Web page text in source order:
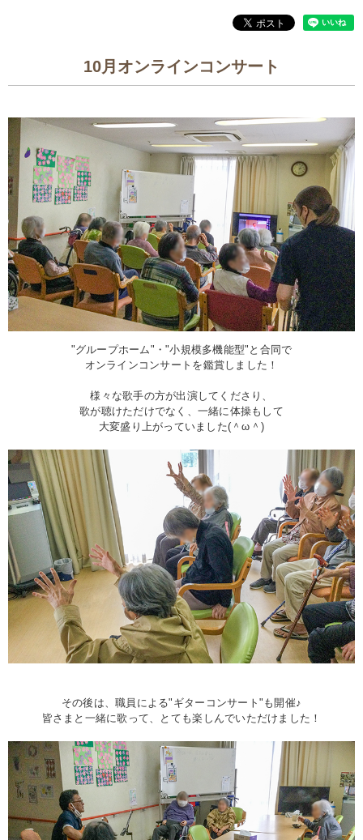
10月オンラインコンサート
"グループホーム"・"小規模多機能型"と合同で
オンラインコンサートを鑑賞しました！
様々な歌手の方が出演してくださり、
歌が聴けただけでなく、一緒に体操もして
大変盛り上がっていました(＾ω＾)
その後は、職員による"ギターコンサート"も開催♪
皆さまと一緒に歌って、とても楽しんでいただけました！